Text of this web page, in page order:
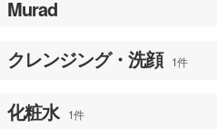
Murad
クレンジング・洗顔
1件
化粧水 1件